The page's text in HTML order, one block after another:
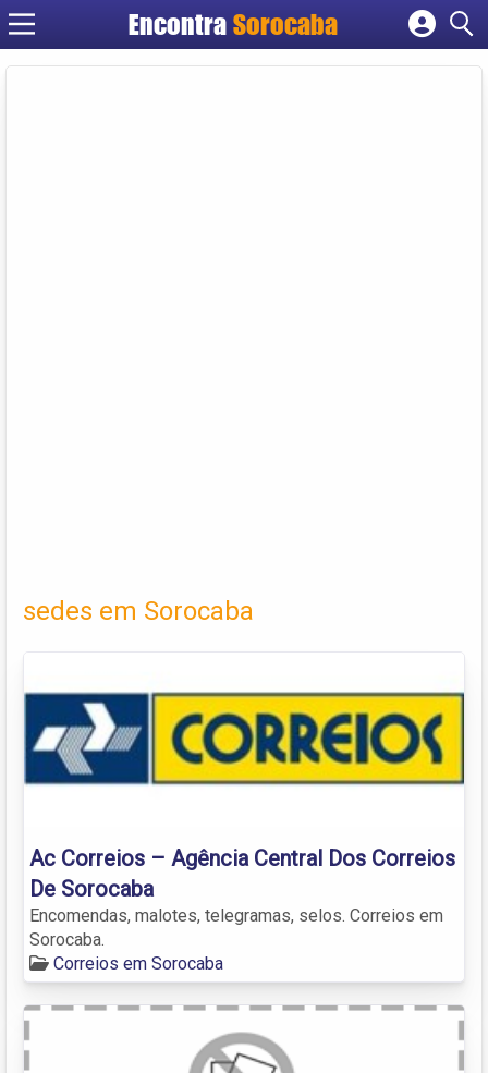
EncontraSorocaba
Cadastrar empresa
sedes em Sorocaba
Ac Correios – Agência Central Dos Correios
De Sorocaba
Encomendas, malotes, telegramas, selos. Correios em
Sorocaba.
Correios em Sorocaba